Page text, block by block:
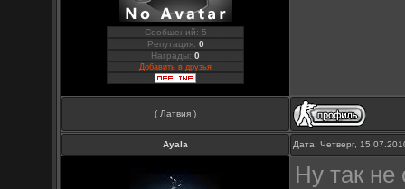
Сообщений: 5
Репутация: 0
Награды:0
Добавить в друзья
( Латвия )
Ayala Дата: Четверг,
Ну так не